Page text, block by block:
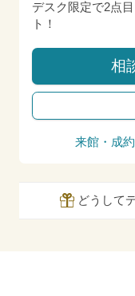
デスク限定で2点
ト！
相
来館・成
どうして